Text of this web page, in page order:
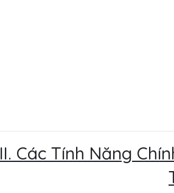
II. Các Tính Năng